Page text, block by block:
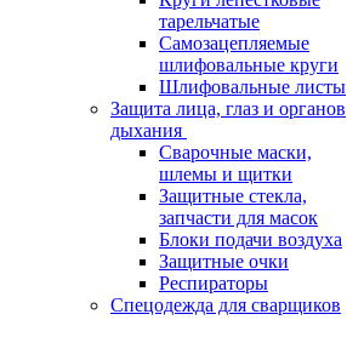
тарельчатые
Самозацепляемые
шлифовальные круги
Шлифовальные листы
Защита лица, глаз и органов
дыхания
Сварочные маски,
шлемы и щитки
Защитные стекла,
запчасти для масок
Блоки подачи воздуха
Защитные очки
Респираторы
Спецодежда для сварщиков